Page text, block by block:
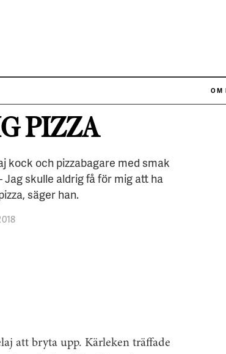
OM
SENASTE NÄR HOTELLREVYN SLOG
PIZZA
kock och pizzabagare med smak
skulle aldrig få för mig att ha
säger han.
att bryta upp. Kärleken träffade